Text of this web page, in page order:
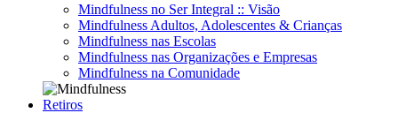
Mindfulness no Ser Integral :: Visão
Mindfulness Adultos, Adolescentes & Crianças
Mindfulness nas Escolas
Mindfulness nas Organizações e Empresas
Mindfulness na Comunidade
Retiros